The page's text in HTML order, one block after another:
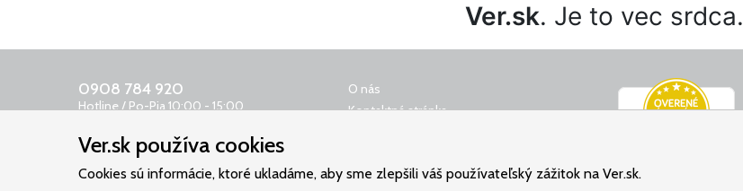
Ver.sk. Je to vec srdca.
0908 784 920
Hotline / Po-Pia 10:00 - 15:00
Odkazovač 24 h
objednavky@ver.sk
O nás
Kontaktná stránka
Ochrana osobných údajov
Ver.sk používa cookies
Cookies sú informácie, ktoré ukladáme, aby sme zlepšili váš používateľský zážitok na Ver.sk.